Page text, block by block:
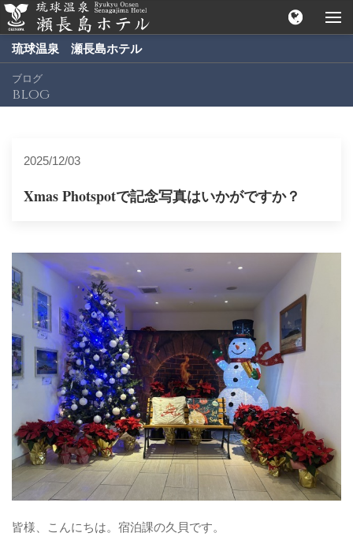
琉球温泉 瀬長島ホテル
ブログ
blog
2025/12/03
Xmas Photspotで記念写真はいかがですか？
皆様、こんにちは。宿泊課の久貝です。